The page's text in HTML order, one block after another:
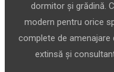
dormitor și grădină.
modern pentru orice
complete de amenajare
extinsă și